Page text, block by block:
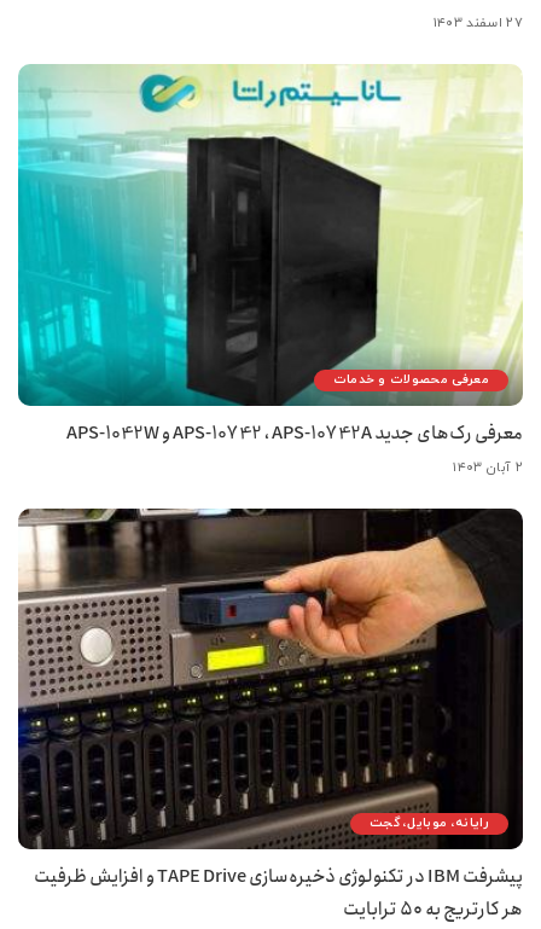
۲۷ اسفند ۱۴۰۳
معرفی محصولات و خدمات
معرفی رک‌های جدید APS-10742 ، APS-10742A و APS-1042W
۲ آبان ۱۴۰۳
رایانه، موبایل، گجت
پیشرفت IBM در تکنولوژی ذخیره‌سازی TAPE Drive و افزایش ظرفیت
هر کارتریج به ۵۰ ترابایت